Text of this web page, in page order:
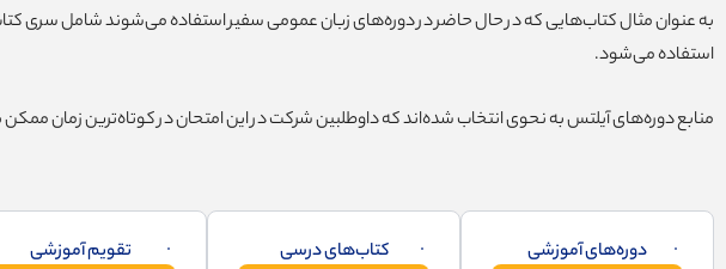
استفاده می‌شود.
منابع دوره‌های آیلتس به نحوی انتخاب شده‌اند که داوطلبین شرکت در این امتحان در کوتاه‌ترین زمان
دوره‌های آموزشی کتاب‌های درسی تقویم آموزشی